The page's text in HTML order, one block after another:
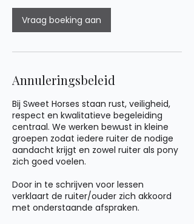
r
Vraag boeking aan
Annuleringsbeleid
Bij Sweet Horses staan rust, veiligheid,
respect en kwalitatieve begeleiding
centraal. We werken bewust in kleine
groepen zodat iedere ruiter de nodige
aandacht krijgt en zowel ruiter als pony
zich goed voelen.
Door in te schrijven voor lessen
verklaart de ruiter/ouder zich akkoord
met onderstaande afspraken.